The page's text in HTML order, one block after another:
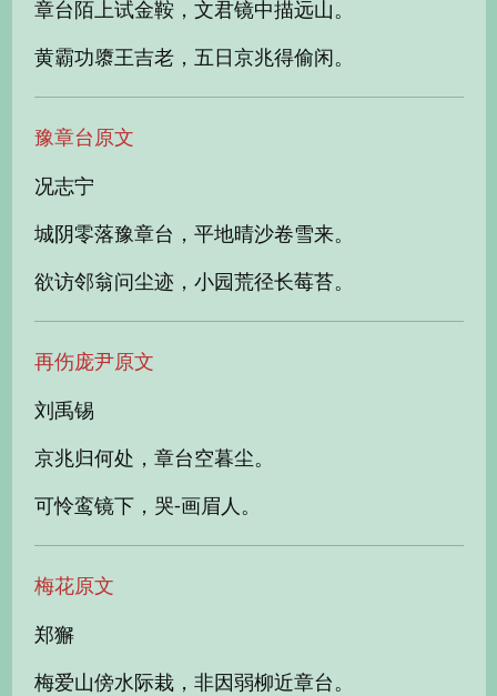
章台陌上试金鞍，文君镜中描远山。
黄霸功隳王吉老，五日京兆得偷闲。
豫章台原文
况志宁
城阴零落豫章台，平地晴沙卷雪来。
欲访邻翁问尘迹，小园荒径长莓苔。
再伤庞尹原文
刘禹锡
京兆归何处，章台空暮尘。
可怜鸾镜下，哭-画眉人。
梅花原文
郑獬
梅爱山傍水际栽，非因弱柳近章台。